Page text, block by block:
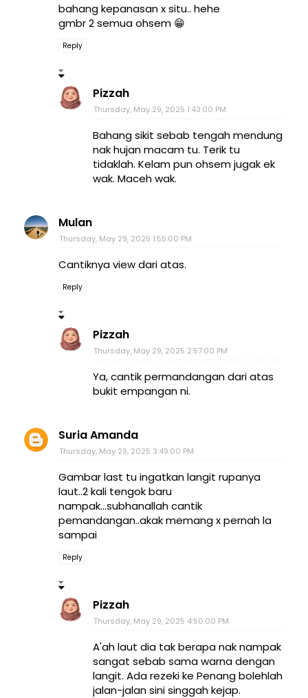
bahang kepanasan x situ.. hehe
gmbr 2 semua ohsem 😁
Reply
Pizzah
Thursday, May 29, 2025 1:43:00 PM
Bahang sikit sebab tengah mendung
nak hujan macam tu. Terik tu
tidaklah. Kelam pun ohsem jugak ek
wak. Maceh wak.
Mulan
Thursday, May 29, 2025 1:55:00 PM
Cantiknya view dari atas.
Reply
Pizzah
Thursday, May 29, 2025 2:57:00 PM
Ya, cantik permandangan dari atas
bukit empangan ni.
Suria Amanda
Thursday, May 29, 2025 3:49:00 PM
Gambar last tu ingatkan langit rupanya
laut..2 kali tengok baru
nampak...subhanallah cantik
pemandangan..akak memang x pernah la
sampai
Reply
Pizzah
Thursday, May 29, 2025 4:50:00 PM
A'ah laut dia tak berapa nak nampak
sangat sebab sama warna dengan
langit. Ada rezeki ke Penang bolehlah
jalan-jalan sini singgah kejap.